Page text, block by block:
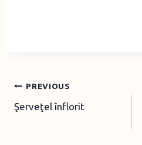
Post
navigation
PREVIOUS
Şerveţel înflorit